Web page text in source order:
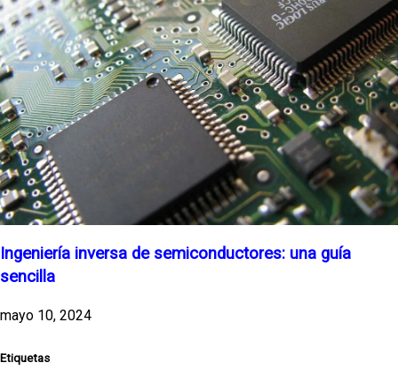
Ingeniería inversa de semiconductores: una guía
sencilla
mayo 10, 2024
Etiquetas